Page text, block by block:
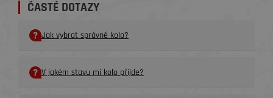
ČASTÉ DOTAZY
Jak vybrat správné kolo?
V jakém stavu mi kolo příjde?